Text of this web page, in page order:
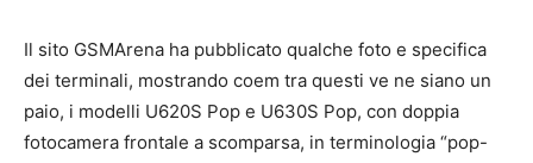
Il sito GSMArena ha pubblicato qualche foto e specifica
dei terminali, mostrando coem tra questi ve ne siano un
paio, i modelli U620S Pop e U630S Pop, con doppia
fotocamera frontale a scomparsa, in terminologia “pop-